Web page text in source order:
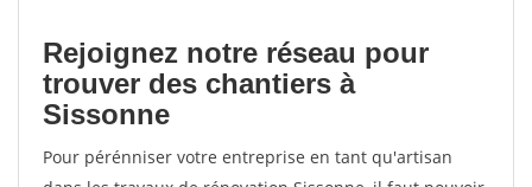
Rejoignez notre réseau pour
trouver des chantiers à
Sissonne
Pour pérénniser votre entreprise en tant qu'artisan